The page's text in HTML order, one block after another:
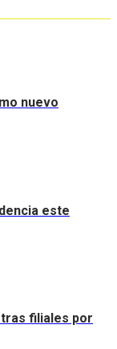
nuevo
este
filiales por